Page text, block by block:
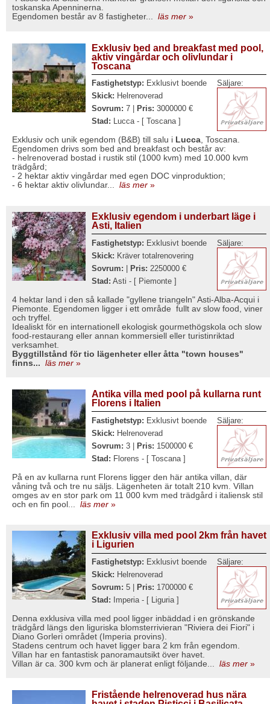
toskanska Apenninerna.
Egendomen består av 8 fastigheter... läs mer »
Exklusiv bed and breakfast med pool,
aktiv vingårdar och olivlundar i
Toscana
Fastighetstyp: Exklusivt boende
Skick: Helrenoverad
Sovrum: 7 | Pris: 3000000 €
Stad: Lucca - [ Toscana ]
Säljare:
Exklusiv och unik egendom (B&B) till salu i Lucca, Toscana.
Egendomen drivs som bed and breakfast och består av:
- helrenoverad bostad i rustik stil (1000 kvm) med 10.000 kvm
trädgård;
- 2 hektar aktiv vingårdar med egen DOC vinproduktion;
- 6 hektar aktiv olivlundar... läs mer »
Exklusiv egendom i underbart läge i
Asti, Italien
Fastighetstyp: Exklusivt boende
Skick: Kräver totalrenovering
Sovrum: | Pris: 2250000 €
Stad: Asti - [ Piemonte ]
Säljare:
4 hektar land i den så kallade "gyllene triangeln" Asti-Alba-Acqui i
Piemonte. Egendomen ligger i ett område fullt av slow food, viner
och tryffel.
Idealiskt för en internationell ekologisk gourmethögskola och slow
food-restaurang eller annan kommersiell eller turistinriktad
verksamhet.
Byggtillstånd för tio lägenheter eller åtta "town houses"
finns... läs mer »
Antika villa med pool på kullarna runt
Florens i Italien
Fastighetstyp: Exklusivt boende
Skick: Helrenoverad
Sovrum: 3 | Pris: 1500000 €
Stad: Florens - [ Toscana ]
Säljare:
På en av kullarna runt Florens ligger den här antika villan, där
våning två och tre nu säljs. Lägenheten är totalt 210 kvm. Villan
omges av en stor park om 11 000 kvm med trädgård i italiensk stil
och en fin pool...
läs mer »
Exklusiv villa med pool 2km från havet
i Ligurien
Fastighetstyp: Exklusivt boende
Skick: Helrenoverad
Sovrum: 5 | Pris: 1700000 €
Stad: Imperia - [ Liguria ]
Säljare:
Denna exklusiva villa med pool ligger inbäddad i en grönskande
trädgård längs den liguriska blomsterrivieran "Riviera dei Fiori" i
Diano Gorleri området (Imperia provins).
Stadens centrum och havet ligger bara 2 km från egendom.
Villan har en fantastisk panoramautsikt över havet.
Villan är ca. 300 kvm och är planerat enligt följande...
läs mer »
Fristående helrenoverad hus nära